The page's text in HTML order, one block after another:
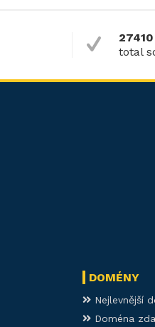
total
DOMÉNY
Nejlevnější
Doména